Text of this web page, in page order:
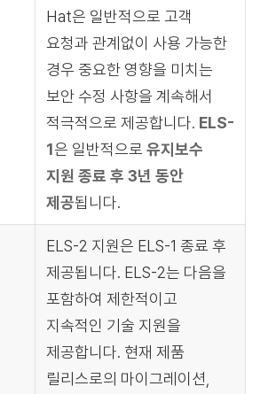
Hat은 일반적으로 고객
요청과 관계없이 사용 가능한
경우 중요한 영향을 미치는
보안 수정 사항을 계속해서
적극적으로 제공합니다. ELS-
1은 일반적으로 유지보수
지원 종료 후 3년 동안
제공됩니다.
ELS-2 지원은 ELS-1 종료 후
제공됩니다. ELS-2는 다음을
포함하여 제한적이고
지속적인 기술 지원을
제공합니다. 현재 제품
릴리스로의 마이그레이션,